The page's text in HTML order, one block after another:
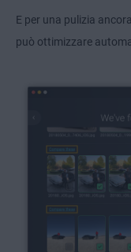
E per una pulizia
può ottimizzare